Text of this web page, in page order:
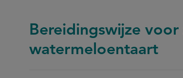
Bereidingswijze voor
watermeloentaart